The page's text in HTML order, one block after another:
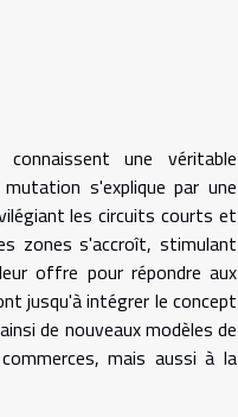
une véritable
s'explique par une
les circuits courts et
zones s'accroît, stimulant
offre pour répondre aux
jusqu'à intégrer le concept
de nouveaux modèles de
mais aussi à la